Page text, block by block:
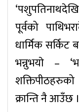
पूर्वको
धार्मिक सर्किट
भन्नुभयाे –
शक्तिपीठहरुको
क्रान्ति नै आउँछ